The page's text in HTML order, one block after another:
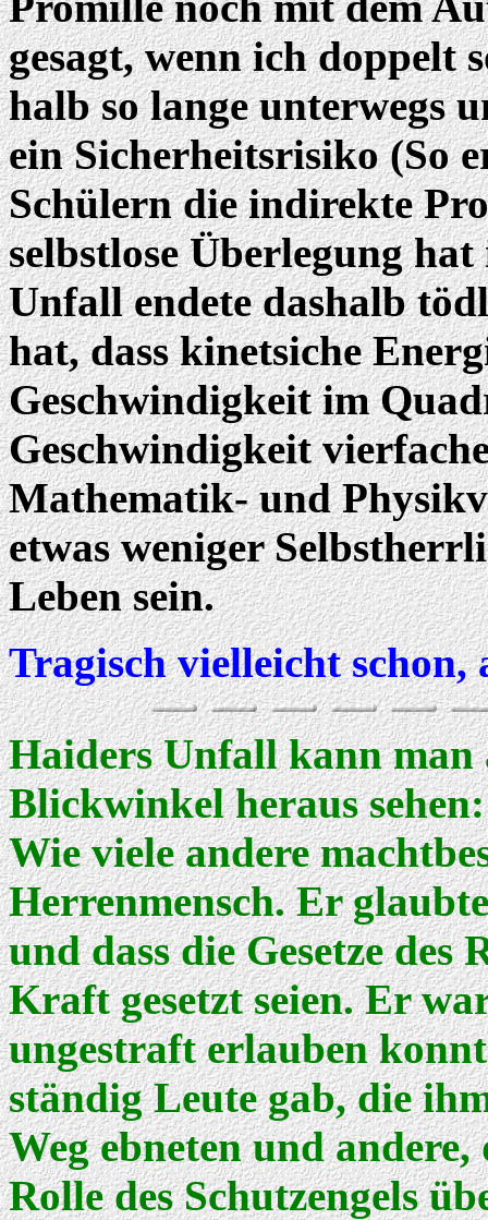
gesagt, wenn ich doppelt
halb so lange unterwegs
ein Sicherheitsrisiko (So
Schülern die indirekte
selbstlose Überlegung
Unfall endete dashalb
hat, dass kinetsiche
Geschwindigkeit im
Geschwindigkeit
Mathematik- und
etwas weniger
Leben sein.
Tragisch vielleicht
Haiders Unfall kann man
Blickwinkel heraus sehen:
Wie viele andere
Herrenmensch. Er
und dass die Gesetze des
Kraft gesetzt seien. Er
ungestraft erlauben
ständig Leute gab, die
Weg ebneten und
Rolle des Schutzengels